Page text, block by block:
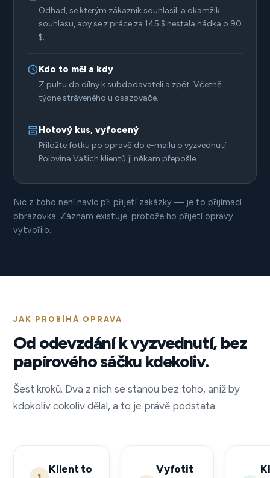
Odhad, se kterým zákazník souhlasil, a okamžik
souhlasu, aby se z práce za 145 $ nestala hádka o 90
$.
Kdo to měl a kdy
Z pultu do dílny k subdodavateli a zpět. Včetně
týdne stráveného u osazovače.
Hotový kus, vyfocený
Přiložte fotku po opravě do e-mailu o vyzvednutí.
Polovina Vašich klientů ji někam přepošle.
Nic z toho není navíc při přijetí zakázky — je to přijímací
obrazovka. Záznam existuje, protože ho přijetí opravy
vytvořilo.
JAK PROBÍHÁ OPRAVA
Od odevzdání k vyzvednutí, bez
papírového sáčku kdekoliv.
Šest kroků. Dva z nich se stanou bez toho, aniž by
kdokoliv cokoliv dělal, a to je právě podstata.
Klient to
Vyfotit